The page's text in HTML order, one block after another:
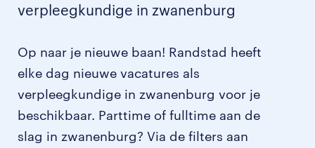
verpleegkundige in zwanenburg
Op naar je nieuwe baan! Randstad heeft
elke dag nieuwe vacatures als
verpleegkundige in zwanenburg voor je
beschikbaar. Parttime of fulltime aan de
slag in zwanenburg? Via de filters aan